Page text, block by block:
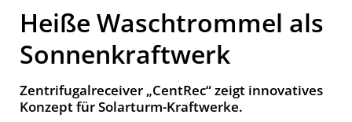
Heiße Waschtrommel als
Sonnenkraftwerk
Zentrifugalreceiver „CentRec“ zeigt innovatives
Konzept für Solarturm-Kraftwerke.